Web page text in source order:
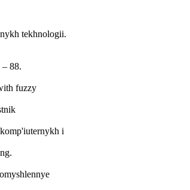
tekhnologii.
88.
fuzzy
i